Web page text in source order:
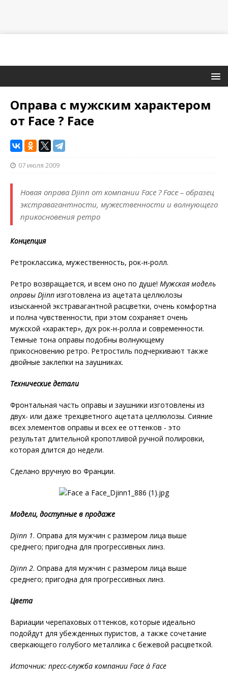
Оправа с мужским характером
от Face ? Face
07 июля 2009
Новая оправа Djinn от компании Face ? Face – образец
экстравагантности, мужественности и волнующего
прикосновения ретро
Концепция
Ретроклассика, мужественность, рок-н-ролл.
Ретро возвращается, и всем оно по душе! Мужская модель
оправы Djinn изготовлена из ацетата целлюлозы
изысканной экстравагантной расцветки, очень комфортна
и полна чувственности, при этом сохраняет очень
мужской «характер», дух рок-н-ролла и современности.
Темные тона оправы подобны волнующему
прикосновению ретро. Ретростиль подчеркивают также
двойные заклепки на заушниках.
Технические детали
Фронтальная часть оправы и заушники изготовлены из
двух- или даже трехцветного ацетата целлюлозы. Сияние
всех элементов оправы и всех ее оттенков - это
результат длительной кропотливой ручной полировки,
которая длится до недели.
Сделано вручную во Франции.
Модели, доступные в продаже
Djinn 1. Оправа для мужчин с размером лица выше
среднего; пригодна для прогрессивных линз.
Djinn 2. Оправа для мужчин с размером лица выше
среднего; пригодна для прогрессивных линз.
Цвета
Вариации черепаховых оттенков, которые идеально
подойдут для убежденных пуристов, а также сочетание
сверкающего голубого металлика с бежевой расцветкой.
Источник: пресс-служба компании Face à Face